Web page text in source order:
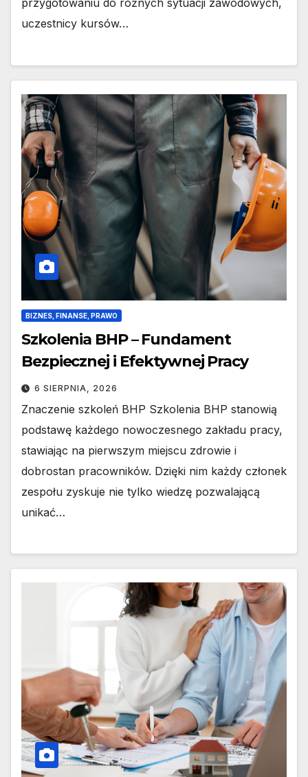
przygotowaniu do różnych sytuacji zawodowych,
uczestnicy kursów…
BIZNES, FINANSE, PRAWO
Szkolenia BHP – Fundament
Bezpiecznej i Efektywnej Pracy
6 SIERPNIA, 2026
Znaczenie szkoleń BHP Szkolenia BHP stanowią
podstawę każdego nowoczesnego zakładu pracy,
stawiając na pierwszym miejscu zdrowie i
dobrostan pracowników. Dzięki nim każdy członek
zespołu zyskuje nie tylko wiedzę pozwalającą
unikać…